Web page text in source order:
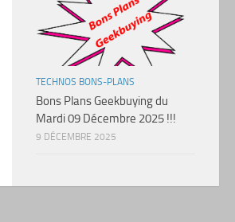
TECHNOS BONS-PLANS
Bons Plans Geekbuying du
Mardi 09 Décembre 2025 !!!
9 DÉCEMBRE 2025